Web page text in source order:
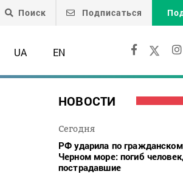
Поиск Подписаться
UA EN
НОВОСТИ
Сегодня
РФ ударила по
Черном море: погиб
пострадавшие